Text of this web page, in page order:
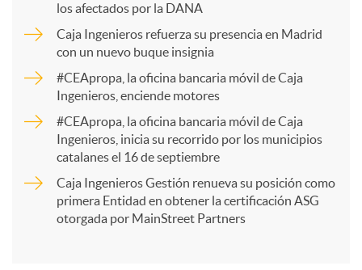
p
a
r
t
los afectados por la DANA
Caja Ingenieros refuerza su presencia en Madrid
con un nuevo buque insignia
#CEApropa, la oficina bancaria móvil de Caja
Ingenieros, enciende motores
#CEApropa, la oficina bancaria móvil de Caja
Ingenieros, inicia su recorrido por los municipios
catalanes el 16 de septiembre
Caja Ingenieros Gestión renueva su posición como
primera Entidad en obtener la certificación ASG
otorgada por MainStreet Partners